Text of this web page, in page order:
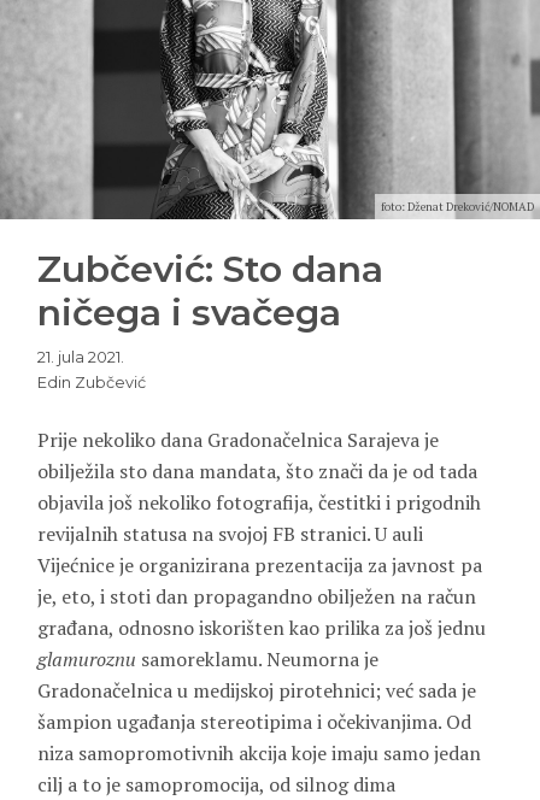
foto: Dženat Dreković/NOMAD
Zubčević: Sto dana
ničega i svačega
21. jula 2021.
Edin Zubčević
Prije nekoliko dana Gradonačelnica Sarajeva je
obilježila sto dana mandata, što znači da je od tada
objavila još nekoliko fotografija, čestitki i prigodnih
revijalnih statusa na svojoj FB stranici. U auli
Vijećnice je organizirana prezentacija za javnost pa
je, eto, i stoti dan propagandno obilježen na račun
građana, odnosno iskorišten kao prilika za još jednu
glamuroznu samoreklamu. Neumorna je
Gradonačelnica u medijskoj pirotehnici; već sada je
šampion ugađanja stereotipima i očekivanjima. Od
niza samopromotivnih akcija koje imaju samo jedan
cilj a to je samopromocija, od silnog dima